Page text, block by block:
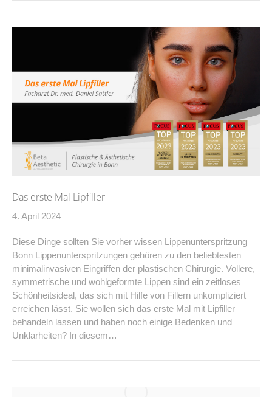
Das erste Mal Lipfiller
4. April 2024
Diese Dinge sollten Sie vorher wissen Lippenunterspritzung
Bonn Lippenunterspritzungen gehören zu den beliebtesten
minimalinvasiven Eingriffen der plastischen Chirurgie. Vollere,
symmetrische und wohlgeformte Lippen sind ein zeitloses
Schönheitsideal, das sich mit Hilfe von Fillern unkompliziert
erreichen lässt. Sie wollen sich das erste Mal mit Lipfiller
behandeln lassen und haben noch einige Bedenken und
Unklarheiten? In diesem…